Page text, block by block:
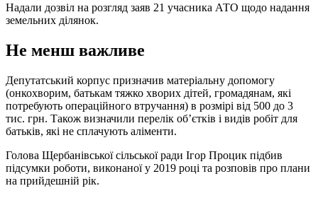
Надали дозвіл на розгляд заяв 21 учасника АТО щодо надання
земельних ділянок.
Не менш важливе
Депутатський корпус призначив матеріальну допомогу
(онкохворим, батькам тяжко хворих дітей, громадянам, які
потребують операційного втручання) в розмірі від 500 до 3
тис. грн. Також визначили перелік об’єтків і видів робіт для
батьків, які не сплачують аліменти.
Голова Щербанівської сільської ради Ігор Процик підбив
підсумки роботи, виконаної у 2019 році та розповів про плани
на прийдешній рік.